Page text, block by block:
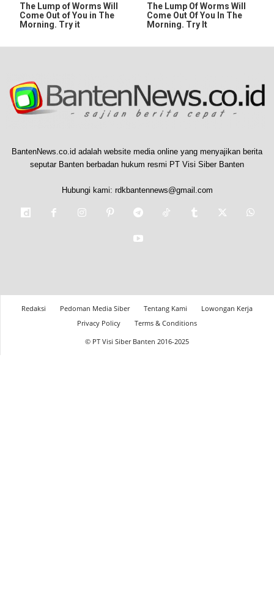
The Lump of Worms Will
Come Out of You in The
Morning. Try it
The Lump Of Worms Will
Come Out Of You In The
Morning. Try It
BantenNews.co.id adalah website media online yang menyajikan berita
seputar Banten berbadan hukum resmi PT Visi Siber Banten
Hubungi kami: rdkbantennews@gmail.com
Redaksi Pedoman Media Siber Tentang Kami
Lowongan Kerja
Privacy Policy
Terms & Conditions
© PT Visi Siber Banten 2016-2025